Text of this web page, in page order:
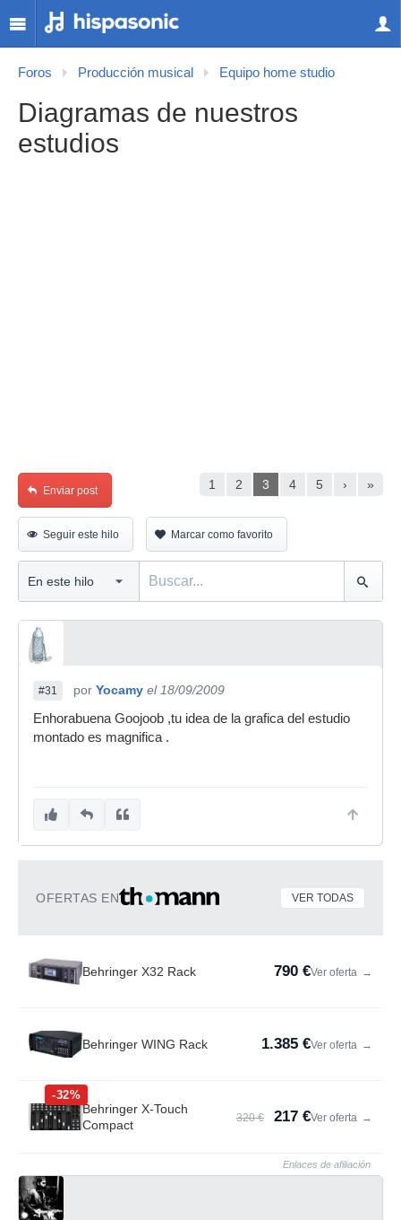
Foros Producción musical Equipo home studio
Diagramas de nuestros
estudios
1 2 3 4 5 › »
Enviar post
Seguir este hilo Marcar como favorito
#31 por Yocamy el 18/09/2009
Enhorabuena Goojoob ,tu idea de la grafica del estudio
montado es magnifica .
OFERTAS EN VER TODAS
Behringer X32 Rack 790 €Ver oferta →
Behringer WING Rack 1.385 €Ver oferta →
-32%
Behringer X-Touch
Compact
320 € 217 €Ver oferta →
Enlaces de afiliación